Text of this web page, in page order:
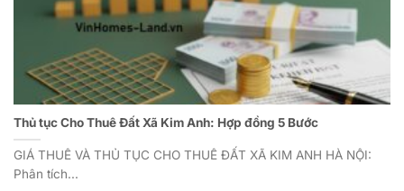
Thủ tục Cho Thuê Đất Xã Kim Anh: Hợp đồng 5 Bước
GIÁ THUÊ VÀ THỦ TỤC CHO THUÊ ĐẤT XÃ KIM ANH HÀ NỘI:
Phân tích...